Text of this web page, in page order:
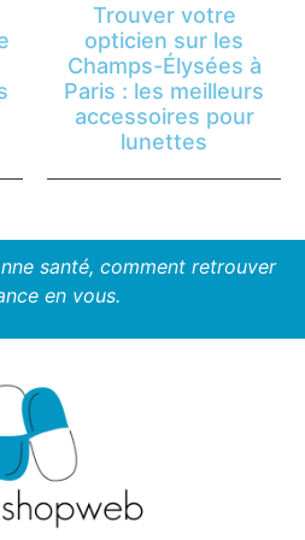
Trouver votre
opticien sur les
Champs-Élysées à
Paris : les meilleurs
accessoires pour
lunettes
santé, comment retrouver
en vous.